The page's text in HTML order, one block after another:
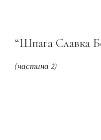
“Шпага Славка
(частина 2)